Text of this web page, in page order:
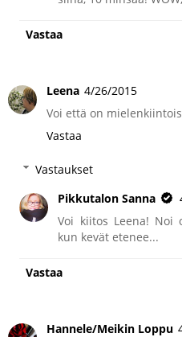
Vastaa
Leena 4/26/2015
Voi että on
Vastaa
Vastaukset
Pikkutalon Sanna
Voi kiitos Leena! Noi
kun kevät etenee...
Vastaa
Hannele/Meikin Loppu